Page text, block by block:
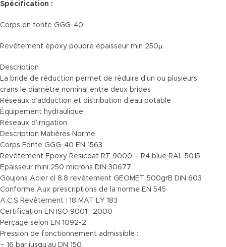
Spécification :
Corps en fonte GGG-40.
Revêtement époxy poudre épaisseur min 250µ.
Description
La bride de réduction permet de réduire d’un ou plusieurs
crans le diamètre nominal entre deux brides
Réseaux d’adduction et distribution d’eau potable
Équipement hydraulique
Réseaux d’irrigation
Description Matières Norme
Corps Fonte GGG-40 EN 1563
Revêtement Epoxy Resicoat RT 9000 – R4 blue RAL 5015
Epaisseur mini 250 microns DIN 30677
Goujons Acier cl 8.8 revêtement GEOMET 500grB DIN 603
Conforme Aux prescriptions de la norme EN 545
A.C.S Revêtement : 18 MAT LY 183
Certification EN ISO 9001 : 2000
Perçage selon EN 1092-2
Pression de fonctionnement admissible :
– 16 bar jusqu’au DN 150